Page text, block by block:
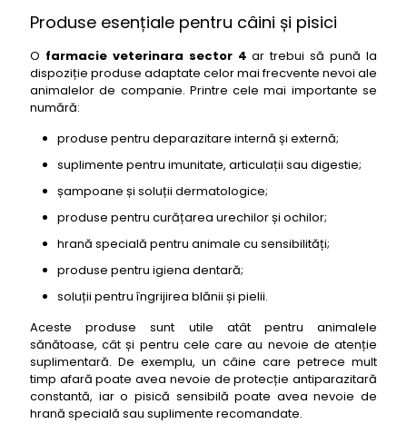
Produse esențiale pentru câini și pisici
O farmacie veterinara sector 4 ar trebui să pună la
dispoziție produse adaptate celor mai frecvente nevoi ale
animalelor de companie. Printre cele mai importante se
numără:
produse pentru deparazitare internă și externă;
suplimente pentru imunitate, articulații sau digestie;
șampoane și soluții dermatologice;
produse pentru curățarea urechilor și ochilor;
hrană specială pentru animale cu sensibilități;
produse pentru igiena dentară;
soluții pentru îngrijirea blănii și pielii.
Aceste produse sunt utile atât pentru animalele
sănătoase, cât și pentru cele care au nevoie de atenție
suplimentară. De exemplu, un câine care petrece mult
timp afară poate avea nevoie de protecție antiparazitară
constantă, iar o pisică sensibilă poate avea nevoie de
hrană specială sau suplimente recomandate.